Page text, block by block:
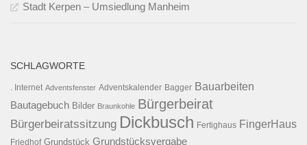
Stadt Kerpen – Umsiedlung Manheim
SCHLAGWORTE
. Internet Adventsfenster Adventskalender Bagger Bauarbeiten
Bautagebuch Bilder Braunkohle Bürgerbeirat
Bürgerbeiratssitzung Dickbusch Fertighaus FingerHaus
Friedhof Grundstück Grundstücksvergabe